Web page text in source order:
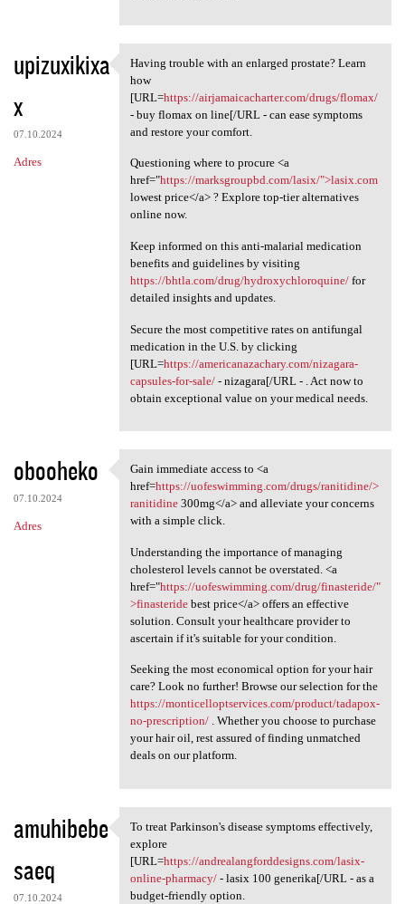
upizuxikixa
x
07.10.2024
Adres
Having trouble with an
Having trouble with an enlarged prostate? Learn
how
[URL=https://airjamaicacharter.com/drugs/flomax/
- buy flomax on line[/URL - can ease symptoms
and restore your comfort.
Questioning where to procure <a
href="https://marksgroupbd.com/lasix/">lasix.com
lowest price</a> ? Explore top-tier alternatives
online now.
Keep informed on this anti-malarial medication
benefits and guidelines by visiting
https://bhtla.com/drug/hydroxychloroquine/for
detailed insights and updates.
Secure the most competitive rates on antifungal
medication in the U.S. by clicking
[URL=https://americanazachary.com/nizagara-
capsules-for-sale/- nizagara[/URL - . Act now to
obtain exceptional value on your medical needs.
obooheko
07.10.2024
Adres
Gain immediate access to <a
Gain immediate access to <a
href=https://uofeswimming.com/drugs/ranitidine/>
ranitidine300mg</a> and alleviate your concerns
with a simple click.
Understanding the importance of managing
cholesterol levels cannot be overstated. <a
href="https://uofeswimming.com/drug/finasteride/"
>finasteridebest price</a> offers an effective
solution. Consult your healthcare provider to
ascertain if it's suitable for your condition.
Seeking the most economical option for your hair
care? Look no further! Browse our selection for the
https://monticelloptservices.com/product/tadapox-
no-prescription/. Whether you choose to purchase
your hair oil, rest assured of finding unmatched
deals on our platform.
amuhibebe
saeq
07.10.2024
To treat Parkinson's disease
To treat Parkinson's disease symptoms effectively,
explore
[URL=https://andrealangforddesigns.com/lasix-
online-pharmacy/- lasix 100 generika[/URL - as a
budget-friendly option.